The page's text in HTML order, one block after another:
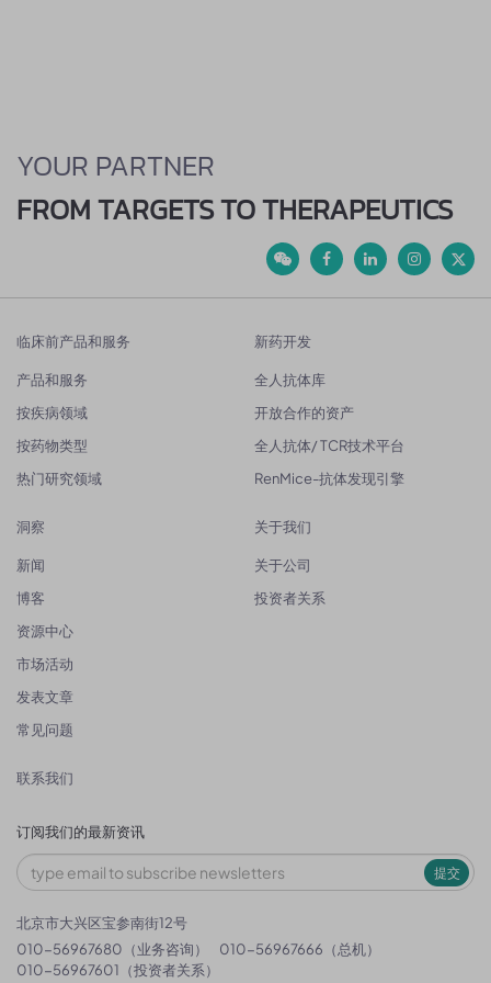
YOUR PARTNER
FROM TARGETS TO THERAPEUTICS
临床前产品和服务
产品和服务
按疾病领域
按药物类型
热门研究领域
新药开发
全人抗体库
开放合作的资产
全人抗体/ TCR技术平台
RenMice-抗体发现引擎
洞察
新闻
博客
资源中心
市场活动
发表文章
常见问题
关于我们
关于公司
投资者关系
联系我们
订阅我们的最新资讯
提交
北京市大兴区宝参南街12号
010-56967680（业务咨询）
010-56967666（总机）
010-56967601（投资者关系）